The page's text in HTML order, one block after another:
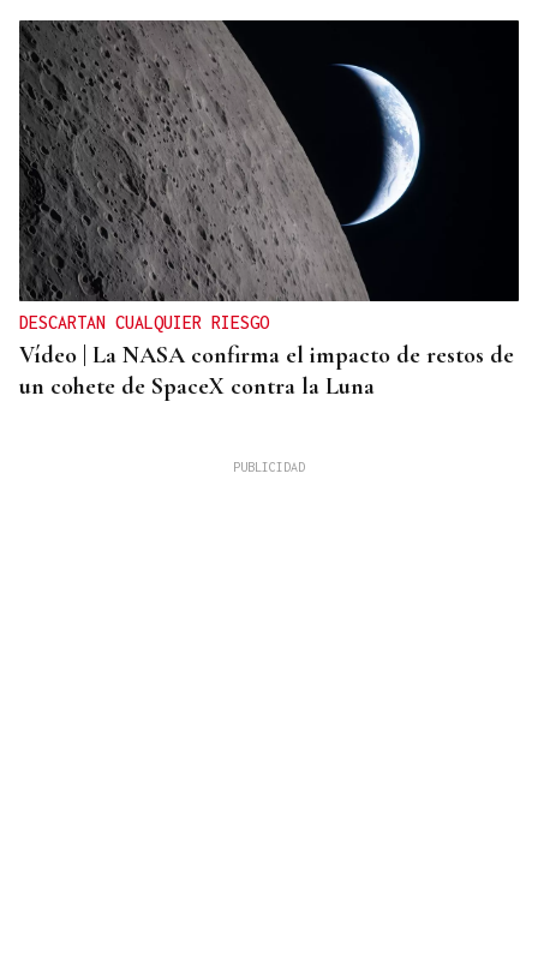
DESCARTAN CUALQUIER RIESGO
Vídeo | La NASA confirma el impacto de restos de
un cohete de SpaceX contra la Luna